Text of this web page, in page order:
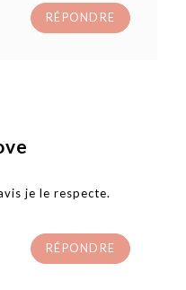
RÉPONDRE
je le respecte.
RÉPONDRE